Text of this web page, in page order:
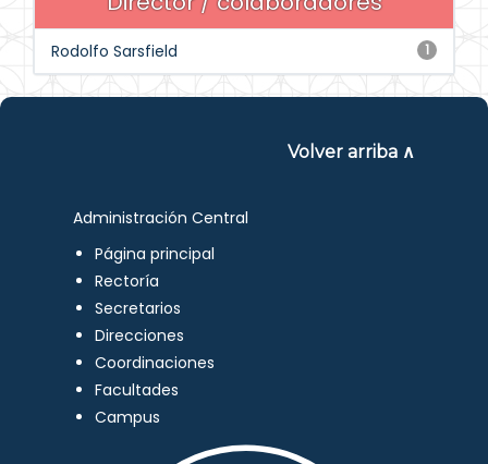
1
Rodolfo Sarsfield
Volver arriba ∧
Administración Central
Página principal
Rectoría
Secretarios
Direcciones
Coordinaciones
Facultades
Campus